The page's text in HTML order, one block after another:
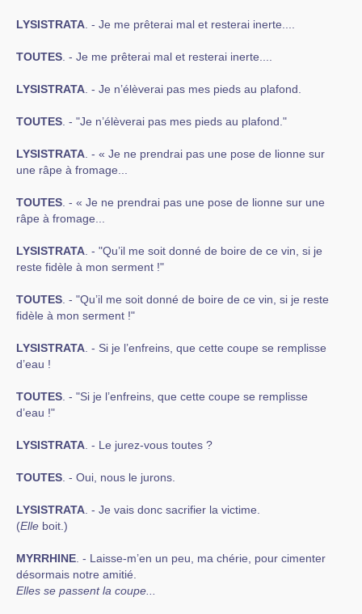
LYSISTRATA. - Je me prêterai mal et resterai inerte....
TOUTES. - Je me prêterai mal et resterai inerte....
LYSISTRATA. - Je n’élèverai pas mes pieds au plafond.
TOUTES. - "Je n’élèverai pas mes pieds au plafond."
LYSISTRATA. - « Je ne prendrai pas une pose de lionne sur
une râpe à fromage...
TOUTES. - « Je ne prendrai pas une pose de lionne sur une
râpe à fromage...
LYSISTRATA. - "Qu’il me soit donné de boire de ce vin, si je
reste fidèle à mon serment !"
TOUTES. - "Qu’il me soit donné de boire de ce vin, si je reste
fidèle à mon serment !"
LYSISTRATA. - Si je l’enfreins, que cette coupe se remplisse
d’eau !
TOUTES. - "Si je l’enfreins, que cette coupe se remplisse
d’eau !"
LYSISTRATA. - Le jurez-vous toutes ?
TOUTES. - Oui, nous le jurons.
LYSISTRATA. - Je vais donc sacrifier la victime.
(Elle boit.)
MYRRHINE. - Laisse-m’en un peu, ma chérie, pour cimenter
désormais notre amitié.
Elles se passent la coupe...